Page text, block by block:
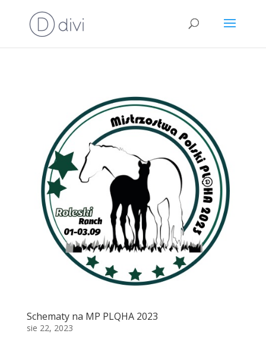
Schematy na MP PLQHA 2023
sie 22, 2023